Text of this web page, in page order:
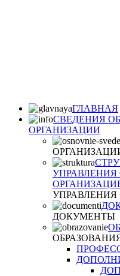
ГЛАВНАЯ
СВЕДЕНИЯ
ОРГАНИЗАЦИИ
УПРАВЛЕНИЯ
УПРАВЛЕНИЯ
ДОКУМЕНТЫ